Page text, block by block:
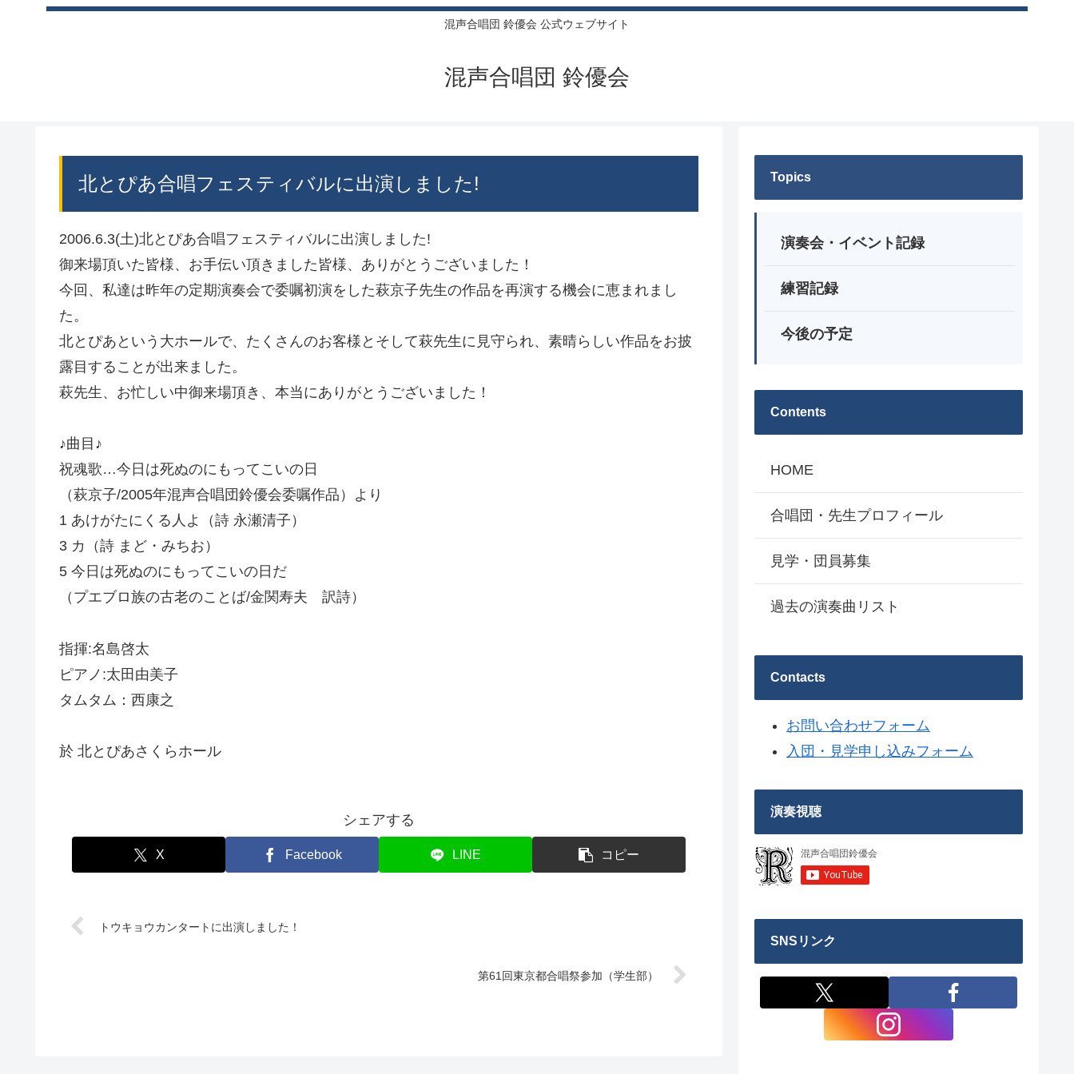
混声合唱団 鈴優会 公式ウェブサイト
混声合唱団 鈴優会
北とぴあ合唱フェスティバルに出演しました!
2006.6.3(土)北とぴあ合唱フェスティバルに出演しました!
御来場頂いた皆様、お手伝い頂きました皆様、ありがとうございました！
今回、私達は昨年の定期演奏会で委嘱初演をした萩京子先生の作品を再演する機会に恵まれまし
た。
北とぴあという大ホールで、たくさんのお客様とそして萩先生に見守られ、素晴らしい作品をお披
露目することが出来ました。
萩先生、お忙しい中御来場頂き、本当にありがとうございました！
♪曲目♪
祝魂歌…今日は死ぬのにもってこいの日
（萩京子/2005年混声合唱団鈴優会委嘱作品）より
1 あけがたにくる人よ（詩 永瀬清子）
3 カ（詩 まど・みちお）
5 今日は死ぬのにもってこいの日だ
（プエブロ族の古老のことば/金関寿夫 訳詩）
指揮:名島啓太
ピアノ:太田由美子
タムタム：西康之
於 北とぴあさくらホール
シェアする
X Facebook LINE コピー
トウキョウカンタートに出演しました！
第61回東京都合唱祭参加（学生部）
Topics
演奏会・イベント記録
練習記録
今後の予定
Contents
HOME
合唱団・先生プロフィール
見学・団員募集
過去の演奏曲リスト
Contacts
お問い合わせフォーム
入団・見学申し込みフォーム
演奏視聴
SNSリンク